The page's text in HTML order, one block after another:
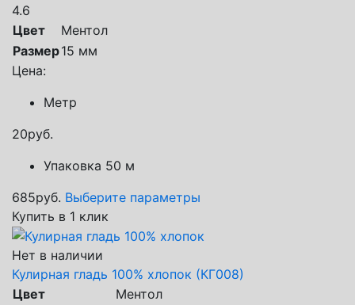
4.6
Цвет
Ментол
Размер15 мм
Цена:
Метр
20руб.
Упаковка 50 м
685руб. Выберите параметры
Купить в 1 клик
Нет в наличии
Кулирная гладь 100% хлопок (КГ008)
Цвет
Ментол